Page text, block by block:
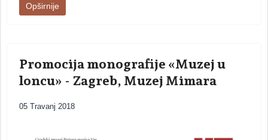
Opširnije
Promocija monografije «Muzej u
loncu» - Zagreb, Muzej Mimara
05 Travanj 2018